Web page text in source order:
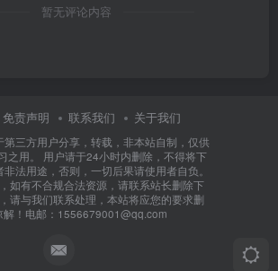
暂无评论内容
免责声明 联系我们 关于我们
三方用户分享，转载，非本站自制，仅供
之用。 用户请于24小时内删除，不得将下
法用途，否则，一切后果请使用者自负。
如有不合规合法资源，请联系站长删除下
请与我们联系处理，本站将应您的要求删
解！电邮：1556679001@qq.com